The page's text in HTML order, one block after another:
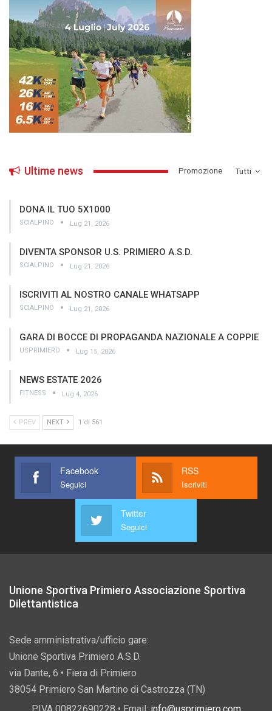
Tutti
Ultime news ­Promozione
DONA IL TUO 5X1000
SCIALPINO Lug 21, 2026
DIVENTA SPONSOR U.S. PRIMIERO A.S.D.
SCIALPINO Lug 21, 2026
ISCRIVITI AL NOSTRO CANALE WHATSAPP
SCIALPINO Lug 21, 2026
GARA DI BOCCE DI PROPAGANDA NAZIONALE A COPPIE
USPRIMIERO Lug 15, 2026
NEWS ESTATE 2026
FITNESS Lug 4, 2026
PREV NEXT 1 di 561
Facebook
Seguici
RSS
Iscriviti
Twitter
Seguici
Unione Sportiva Primiero Associazione Sportiva
Dilettantistica
Sede amministrativa/ufficio gare:
Unione Sportiva Primiero A.S.D.
via Dante, 6 • Fiera di Primiero
38054 Primiero San Martino di Castrozza (TN)